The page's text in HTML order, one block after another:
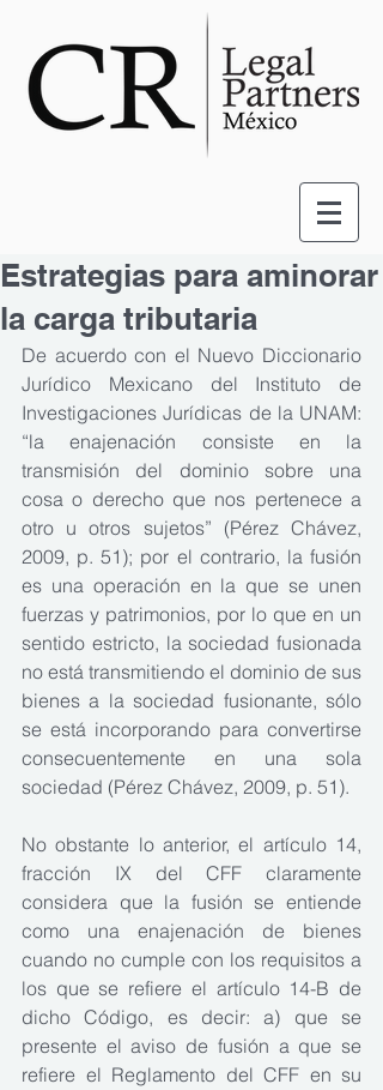
Estrategias para aminorar
la carga tributaria
De acuerdo con el Nuevo Diccionario
Jurídico Mexicano del Instituto de
Investigaciones Jurídicas de la UNAM:
“la enajenación consiste en la
transmisión del dominio sobre una
cosa o derecho que nos pertenece a
otro u otros sujetos” (Pérez Chávez,
2009, p. 51); por el contrario, la fusión
es una operación en la que se unen
fuerzas y patrimonios, por lo que en un
sentido estricto, la sociedad fusionada
no está transmitiendo el dominio de sus
bienes a la sociedad fusionante, sólo
se está incorporando para convertirse
consecuentemente en una sola
sociedad (Pérez Chávez, 2009, p. 51).
No obstante lo anterior, el artículo 14,
fracción IX del CFF claramente
considera que la fusión se entiende
como una enajenación de bienes
cuando no cumple con los requisitos a
los que se refiere el artículo 14-B de
dicho Código, es decir: a) que se
presente el aviso de fusión a que se
refiere el Reglamento del CFF en su